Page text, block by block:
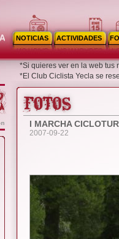
NOTICIAS ACTIVIDADES
*Si quieres ver en la web
*El Club Ciclista Yecla se
I MARCHA
2007-09-22